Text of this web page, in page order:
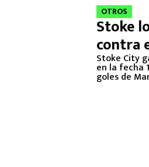
Chivas de Guadalajara
Liga MX Femenil
OTROS
Stoke
contra
Stoke City
en la fecha
goles de